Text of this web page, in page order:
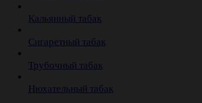
Кальянный табак
Сигаретный табак
Трубочный табак
Нюхательный табак